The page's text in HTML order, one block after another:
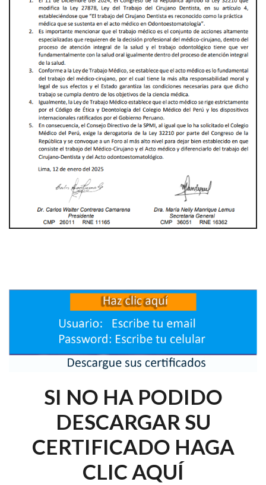
SI NO HA PODIDO
DESCARGAR SU
CERTIFICADO HAGA
CLIC AQUÍ